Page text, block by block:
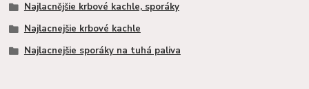
Najlacnějšie krbové kachle, sporáky
Najlacnejšie krbové kachle
Najlacnejšie sporáky na tuhá paliva